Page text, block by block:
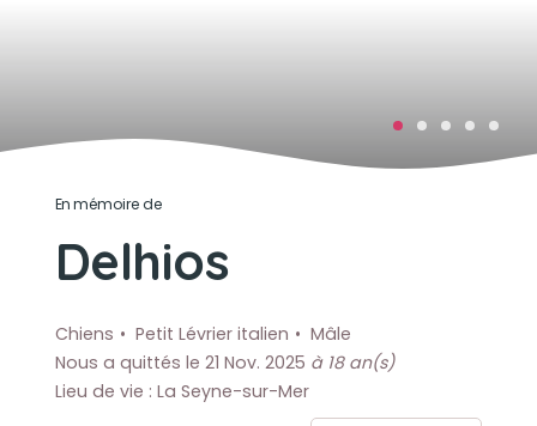
En mémoire de
Delhios
Chiens Petit Lévrier italien
Mâle
Nous a quittés le 21 Nov. 2025 à 18 an(s)
Lieu de vie : La Seyne-sur-Mer